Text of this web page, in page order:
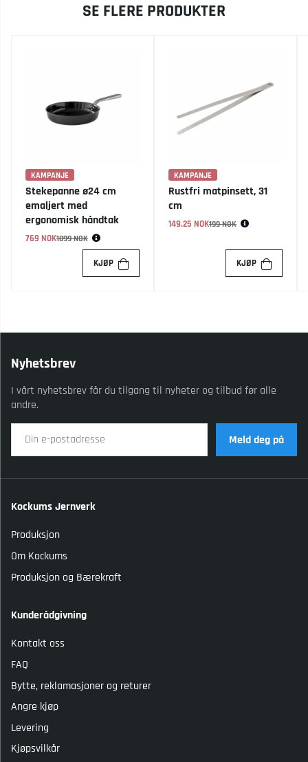
SE FLERE PRODUKTER
KAMPANJE
Stekepanne ø24 cm
emaljert med
ergonomisk håndtak
769 NOK
Vanlig pris:1099 NOK
KJØP
KAMPANJE
Rustfri matpinsett, 31
cm
149.25 NOK
Vanlig pris:199 NOK
KJØP
Nyhetsbrev
I vårt nyhetsbrev får du tilgang til nyheter og tilbud før alle
andre.
Meld deg på
Kockums Jernverk
Produksjon
Om Kockums
Produksjon og Bærekraft
Kunderådgivning
Kontakt oss
FAQ
Bytte, reklamasjoner og returer
Angre kjøp
Levering
Kjøpsvilkår